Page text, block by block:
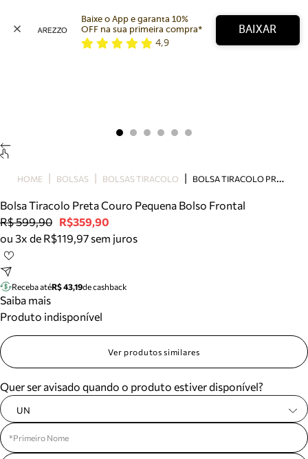
Bolsa
Tamanco
Tênis
Mule
Tire dúvidas sobre pedidos, devoluções e mais.
Meus pedidos
Acompanhe seus pedidos e solicite devoluções.
Baixe o App e garanta 10%
OFF na sua primeira compra*
4,9
BAIXAR
HOME BOLSAS BOLSAS TIRACOLO B
OLSA TIRACOLO PRETA COURO PEQUENA BOLSO FRONTAL
Bolsa Tiracolo Preta Couro Pequena Bolso Frontal
R$ 599,90 R$359,90
ou 3x de R$119,97 sem juros
Receba atéR$ 43,19de cashback
Saiba mais
Produto indisponível
Ver produtos similares
Quer ser avisado quando o produto estiver disponível?
UN